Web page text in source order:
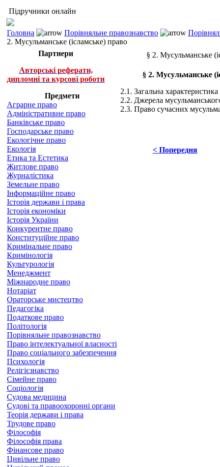
Підручники онлайн
Головна Порівняльне правознавство
2. Мусульманське (ісламське) право
Партнери
Авторські реферати,
дипломні та курсові роботи
Предмети
Аграрне право
Адміністративне право
Банківське право
Господарське право
Екологічне право
Екологія
Етика та Естетика
Житлове право
Журналістика
Земельне право
Інформаційне право
Історія держави і права
Історія економіки
Історія України
Конкурентне право
Конституційне право
Кримінальне право
Кримінологія
Культурологія
Менеджмент
Міжнародне право
Нотаріат
Ораторське мистецтво
Педагогіка
Податкове право
Політологія
Порівняльне правознавство
Право інтелектуальної власності
Право соціального забезпечення
Психологія
Релігієзнавство
Сімейне право
Соціологія
Судова медицина
Судові та правоохоронні органи
Теорія держави і права
Трудове право
Філософія
Філософія права
Фінансове право
Цивільне право
§ 2. Мусульманське
§ 2. Мусульманське
2.1. Загальна
2.2. Джерела
2.3. Право сучасних
< Попередня